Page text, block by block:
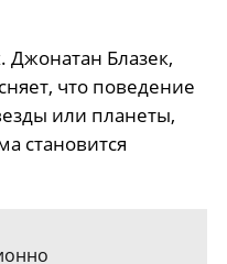
Джонатан Блазек,
что поведение
или планеты,
становится